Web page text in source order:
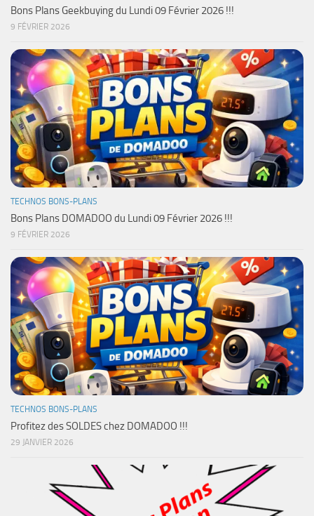
Bons Plans Geekbuying du Lundi 09 Février 2026 !!!
9 FÉVRIER 2026
TECHNOS BONS-PLANS
Bons Plans DOMADOO du Lundi 09 Février 2026 !!!
9 FÉVRIER 2026
TECHNOS BONS-PLANS
Profitez des SOLDES chez DOMADOO !!!
29 JANVIER 2026